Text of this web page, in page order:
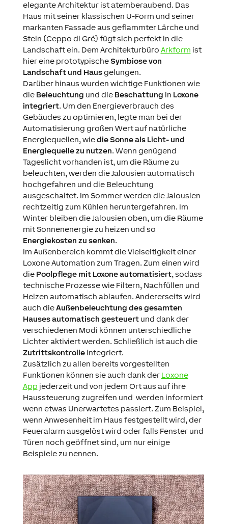
elegante Architektur ist atemberaubend. Das
Haus mit seiner klassischen U-Form und seiner
markanten Fassade aus geflammter Lärche und
Stein (Ceppo di Gré) fügt sich perfekt in die
Landschaft ein. Dem Architekturbüro Arkform ist
hier eine prototypischeSymbiose von
Landschaft und Hausgelungen.
Darüber hinaus wurden wichtige Funktionen wie
die Beleuchtung und die Beschattung in Loxone
integriert. Um den Energieverbrauch des
Gebäudes zu optimieren, legte man bei der
Automatisierung großen Wert auf natürliche
Energiequellen, wiedie Sonne als Licht- und
Energiequelle zu nutzen. Wenn genügend
Tageslicht vorhanden ist, um die Räume zu
beleuchten, werden die Jalousien automatisch
hochgefahren und die Beleuchtung
ausgeschaltet. Im Sommer werden die Jalousien
rechtzeitig zum Kühlen heruntergefahren. Im
Winter bleiben die Jalousien oben, um die Räume
mit Sonnenenergie zu heizen und so
Energiekosten zu senken.
Im Außenbereich kommt die Vielseitigkeit einer
Loxone Automation zum Tragen. Zum einen wird
die Poolpflege mit Loxone automatisiert, sodass
technische Prozesse wie Filtern, Nachfüllen und
Heizen automatisch ablaufen. Andererseits wird
auch dieAußenbeleuchtung des gesamten
Hauses automatisch gesteuertund dank der
verschiedenen Modi können unterschiedliche
Lichter aktiviert werden. Schließlich ist auch die
Zutrittskontrolleintegriert.
Zusätzlich zu allen bereits vorgestellten
Funktionen können sie auch dank der Loxone
App jederzeit und von jedem Ort aus auf ihre
Haussteuerung zugreifen und werden informiert
wenn etwas Unerwartetes passiert. Zum Beispiel,
wenn Anwesenheit im Haus festgestellt wird, der
Feueralarm ausgelöst wird oder falls Fenster und
Türen noch geöffnet sind, um nur einige
Beispiele zu nennen.